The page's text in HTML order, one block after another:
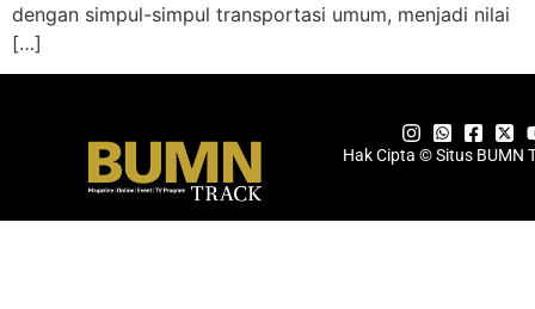
dengan simpul-simpul transportasi umum, menjadi nilai
[…]
Hak Cipta © Situs BUMN